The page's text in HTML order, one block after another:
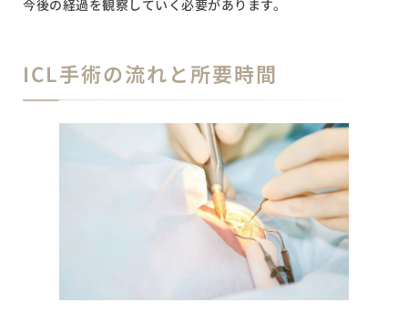
今後の経過を観察していく必要があります。
ICL手術の流れと所要時間